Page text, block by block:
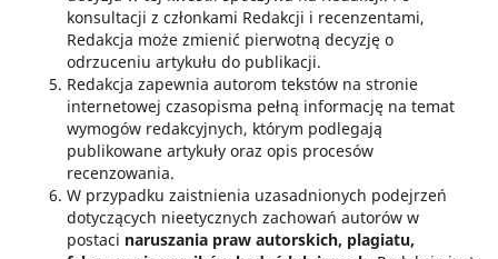
konsultacji z członkami Redakcji i recenzentami,
Redakcja może zmienić pierwotną decyzję o
odrzuceniu artykułu do publikacji.
Redakcja zapewnia autorom tekstów na stronie
internetowej czasopisma pełną informację na temat
wymogów redakcyjnych, którym podlegają
publikowane artykuły oraz opis procesów
recenzowania.
W przypadku zaistnienia uzasadnionych podejrzeń
dotyczących nieetycznych zachowań autorów w
postaci naruszania praw autorskich, plagiatu,